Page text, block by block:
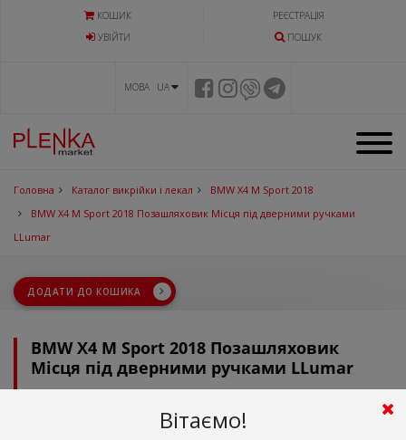
КОШИК
РЕЄСТРАЦІЯ
УВIЙТИ
ПОШУК
МОВА UA
Головна Каталог викрійки і лекал
BMW X4 M Sport 2018
BMW X4 M Sport 2018 Позашляховик Місця під дверними ручками
LLumar
ДОДАТИ ДО КОШИКА
BMW X4 M Sport 2018 Позашляховик
Місця під дверними ручками LLumar
грн.($5.83)
Вітаємо!